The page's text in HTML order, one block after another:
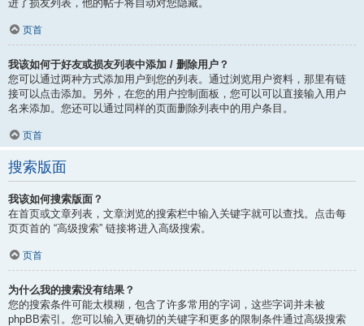
进了损友列表，他的帖子将自动对您隐藏。
页首
我该如何于好友或损友列表中添加 / 删除用户？
您可以通过两种方式添加用户到您的列表。通过浏览用户资料，那里有链
接可以点击添加。另外，在您的用户控制面板，您可以可以直接输入用户
名来添加。您还可以通过同样的页面删除列表中的用户条目。
页首
搜索版面
我该如何搜索版面？
在首页或文章列表，文章浏览的搜索栏中输入关键字就可以查找。点击每
页页首的 “高级搜索” 链接将进入高级搜索。
页首
为什么我的搜索没有结果？
您的搜索条件可能太模糊，包含了许多常用的字词，这些字词并未被
phpBB索引。您可以输入更确切的关键字和更多的限制条件通过高级搜索